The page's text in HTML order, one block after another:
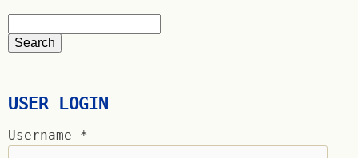
USER LOGIN
Username *